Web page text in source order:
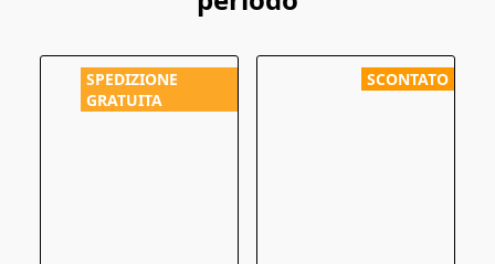
SPEDIZIONE
GRATUITA
SCONTATO